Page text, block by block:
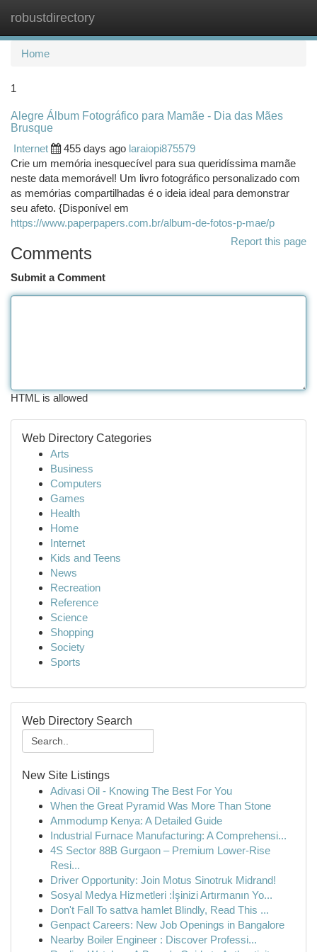
robustdirectory
Home
1
Alegre Álbum Fotográfico para Mamãe - Dia das Mães
Brusque
Internet
455 days ago laraiopi875579
Crie um memória inesquecível para sua queridíssima mamãe
neste data memorável! Um livro fotográfico personalizado com
as memórias compartilhadas é o ideia ideal para demonstrar
seu afeto. {Disponível em
https://www.paperpapers.com.br/album-de-fotos-p-mae/p
Report this page
Comments
Submit a Comment
HTML is allowed
Web Directory Categories
Arts
Business
Computers
Games
Health
Home
Internet
Kids and Teens
News
Recreation
Reference
Science
Shopping
Society
Sports
Web Directory Search
New Site Listings
Adivasi Oil - Knowing The Best For You
When the Great Pyramid Was More Than Stone
Ammodump Kenya: A Detailed Guide
Industrial Furnace Manufacturing: A Comprehensi...
4S Sector 88B Gurgaon – Premium Lower-Rise
Resi...
Driver Opportunity: Join Motus Sinotruk Midrand!
Sosyal Medya Hizmetleri :İşinizi Artırmanın Yo...
Don't Fall To sattva hamlet Blindly, Read This ...
Genpact Careers: New Job Openings in Bangalore
Nearby Boiler Engineer : Discover Professi...